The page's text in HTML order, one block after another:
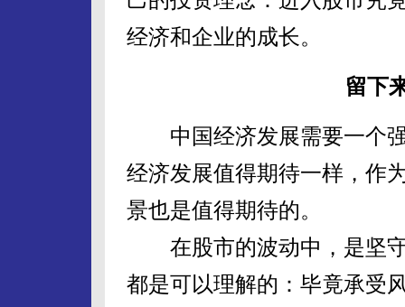
经济和企业的成长。
留下
中国经济发展需要一个强
经济发展值得期待一样，作
景也是值得期待的。
在股市的波动中，是坚守
都是可以理解的：毕竟承受